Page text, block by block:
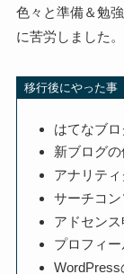
色々と準備＆勉
に苦労しました。
移行後にやった事
はてなブ
新ブログ
アナリテ
サーチコ
アドセン
プロフィ